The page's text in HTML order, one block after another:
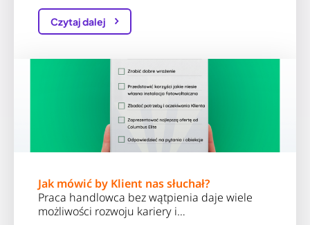
Czytaj dalej
Jak mówić by Klient nas słuchał?
Praca handlowca bez wątpienia daje wiele
możliwości rozwoju kariery i…